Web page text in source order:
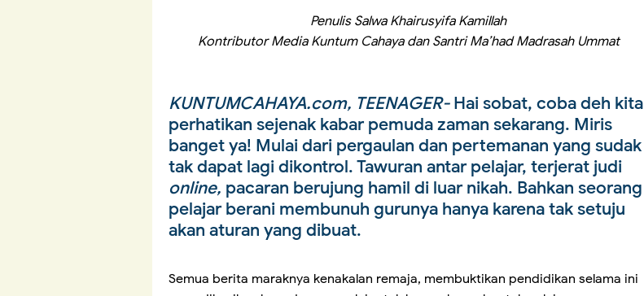
Penulis Salwa Khairusyifa Kamillah
Kontributor Media Kuntum Cahaya dan Santri Ma’had Madrasah Ummat
KUNTUMCAHAYA.com, TEENAGER-Hai sobat, coba deh kita
perhatikan sejenak kabar pemuda zaman sekarang. Miris
banget ya! Mulai dari pergaulan dan pertemanan yang sudak
tak dapat lagi dikontrol. Tawuran antar pelajar, terjerat judi
online, pacaran berujung hamil di luar nikah. Bahkan seorang
pelajar berani membunuh gurunya hanya karena tak setuju
akan aturan yang dibuat.
Semua berita maraknya kenakalan remaja, membuktikan pendidikan selama ini